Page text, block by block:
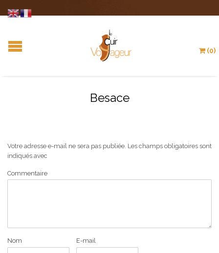
(0)
Besace
Votre adresse e-mail ne sera pas publiée. Les champs obligatoires sont
indiqués avec
Commentaire
Nom E-mail